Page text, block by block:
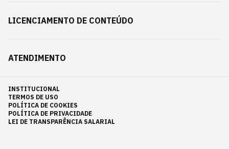
LICENCIAMENTO DE CONTEÚDO
ATENDIMENTO
INSTITUCIONAL
TERMOS DE USO
POLÍTICA DE COOKIES
POLÍTICA DE PRIVACIDADE
LEI DE TRANSPARÊNCIA SALARIAL